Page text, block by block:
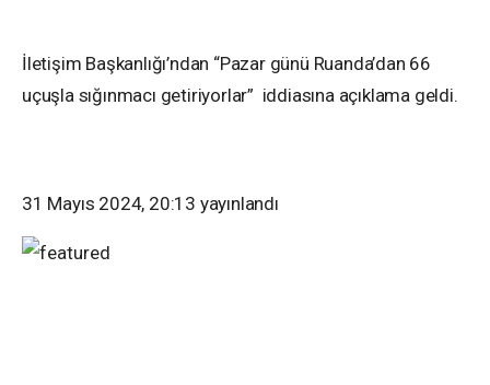
İletişim Başkanlığı’ndan “Pazar günü Ruanda’dan 66
uçuşla sığınmacı getiriyorlar” iddiasına açıklama geldi.
31 Mayıs 2024, 20:13 yayınlandı